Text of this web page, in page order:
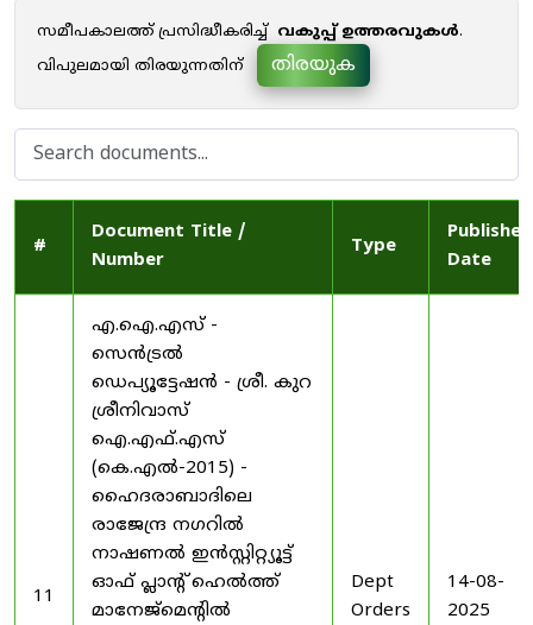
സമീപകാലത്ത് പ്രസിദ്ധീകരിച്ച് വകുപ്പ് ഉത്തരവുകൾ.
വിപുലമായി തിരയുന്നതിന്
തിരയുക
#
Document Title /
Number
Type
Published
Date
11
എ.ഐ.എസ് -
സെൻട്രൽ
ഡെപ്യൂട്ടേഷൻ - ശ്രീ. കുറ
ശ്രീനിവാസ്
ഐ.എഫ്.എസ്
(കെ.എൽ-2015) -
ഹൈദരാബാദിലെ
രാജേന്ദ്ര നഗറിൽ
നാഷണൽ ഇൻസ്റ്റിറ്റ്യൂട്ട്
ഓഫ് പ്ലാന്റ് ഹെൽത്ത്
മാനേജ്‌മെന്റിൽ
Dept
Orders
14-08-
2025